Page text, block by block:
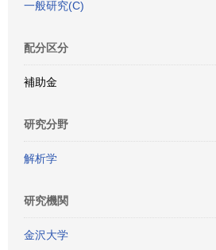
一般研究(C)
配分区分
補助金
研究分野
解析学
研究機関
金沢大学